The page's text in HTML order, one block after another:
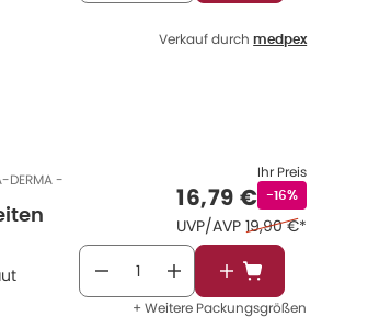
werden sichtbar.
Verkauf durch medpex
DERMA - Ihr Preis
Verkaufspreis
16,79 €Rabattstempel
-16%
UVP/AVP Ehemaliger
19,90 €*
In den
+ Weitere Packungsgrößen